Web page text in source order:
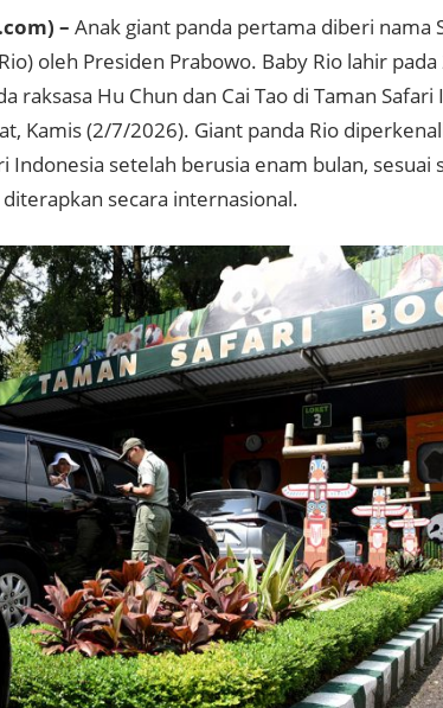
– Anak giant panda pertama diberi nama
oleh Presiden Prabowo. Baby Rio lahir
raksasa Hu Chun dan Cai Tao di Taman Safari
Kamis (2/7/2026). Giant panda Rio
Indonesia setelah berusia enam bulan, sesuai
secara internasional.